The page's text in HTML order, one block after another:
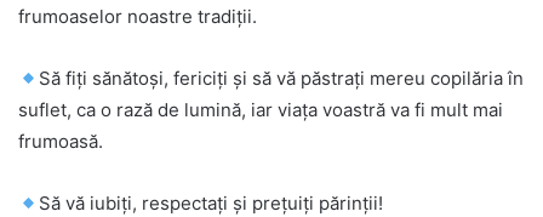
frumoaselor noastre tradiții.
Să fiți sănătoși, fericiți și să vă păstrați mereu copilăria în
suflet, ca o rază de lumină, iar viața voastră va fi mult mai
frumoasă.
Să vă iubiți, respectați și prețuiți părinții!